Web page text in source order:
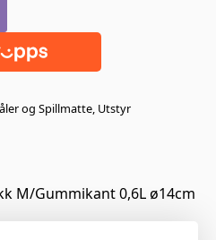
og Spillmatte, Utstyr
M/Gummikant 0,6L ø14cm